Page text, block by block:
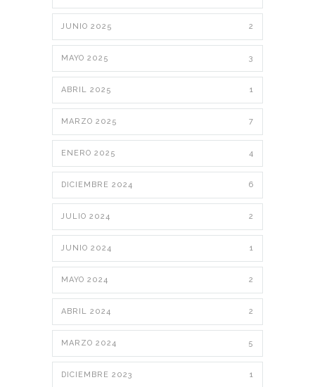
JUNIO 2025 2
MAYO 2025 3
ABRIL 2025 1
MARZO 2025 7
ENERO 2025 4
DICIEMBRE 2024 6
JULIO 2024 2
JUNIO 2024 1
MAYO 2024 2
ABRIL 2024 2
MARZO 2024 5
DICIEMBRE 2023 1